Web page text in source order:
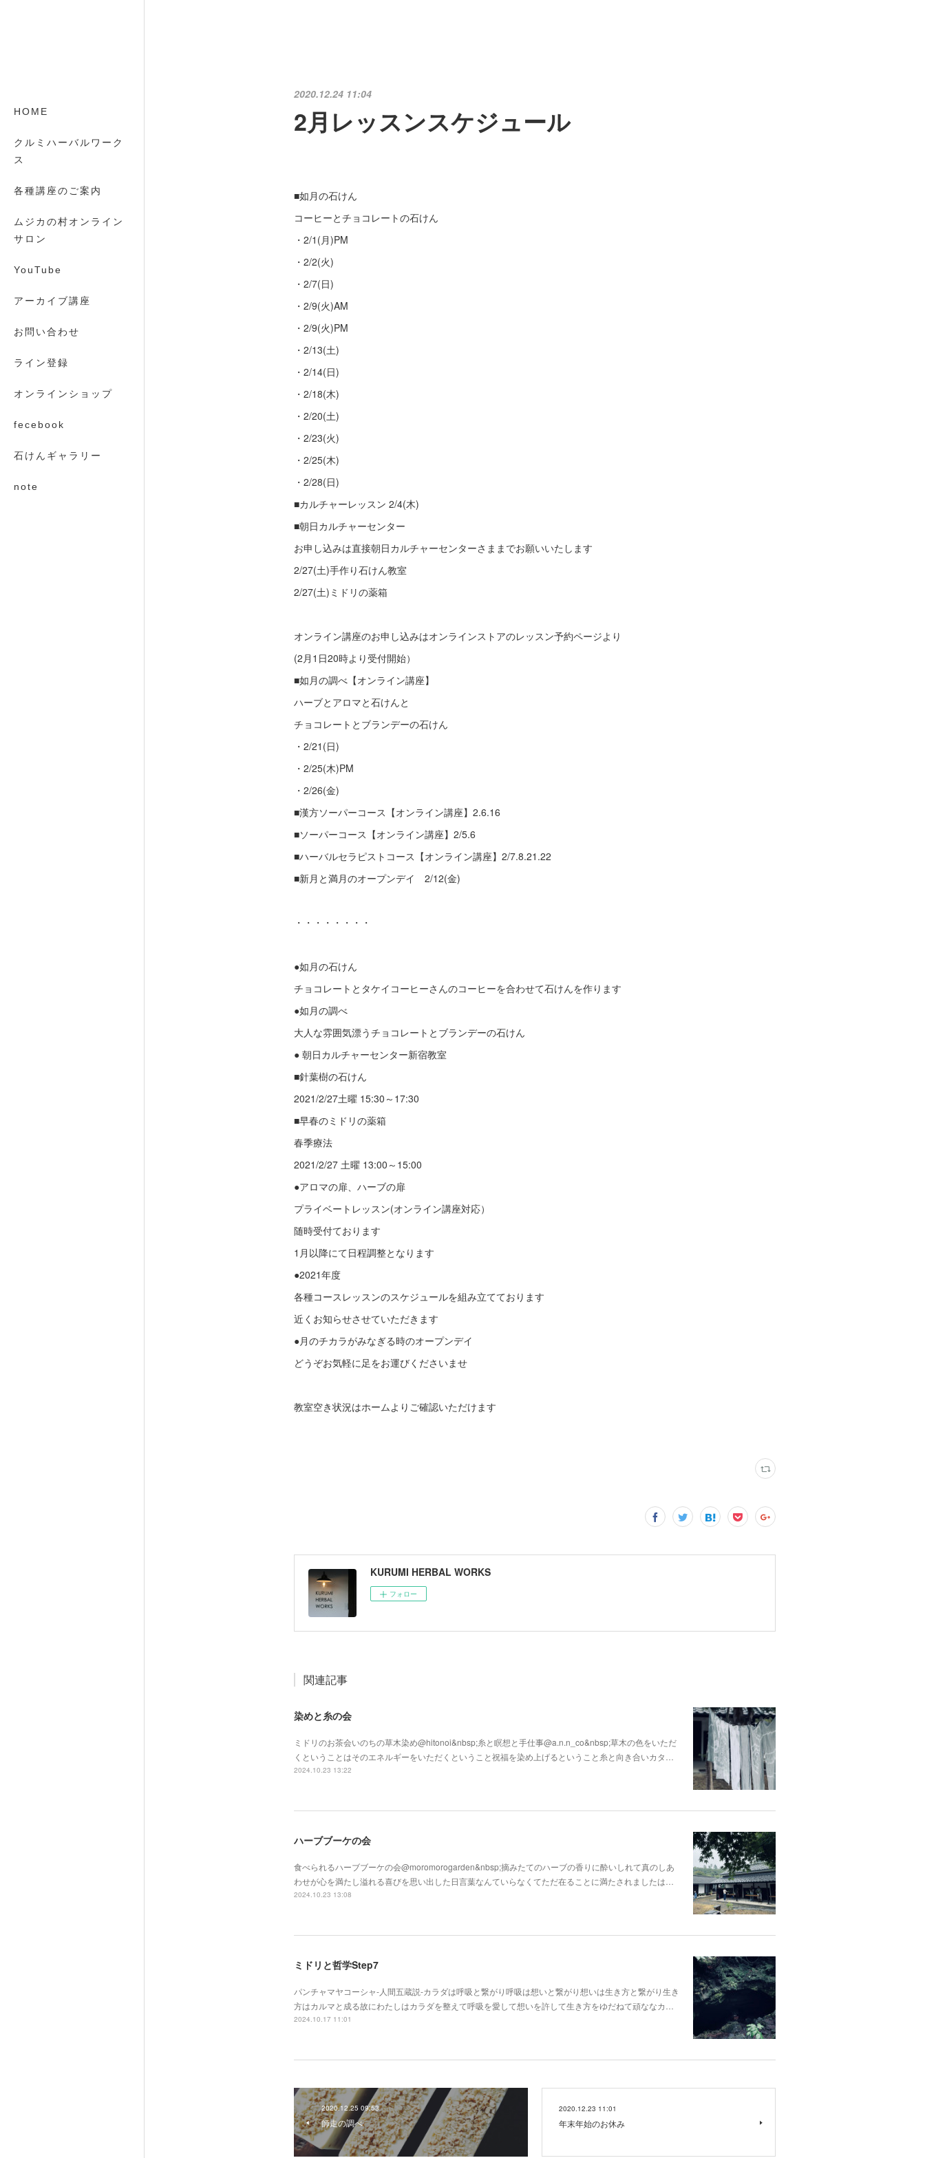
HOME
クルミハーバルワーク
ス
各種講座のご案内
ムジカの村オンライン
サロン
YouTube
アーカイブ講座
お問い合わせ
ライン登録
オンラインショップ
fecebook
石けんギャラリー
note
2020.12.24 11:04
2月レッスンスケジュール
■如月の石けん
コーヒーとチョコレートの石けん
・2/1(月)PM
・2/2(火)
・2/7(日)
・2/9(火)AM
・2/9(火)PM
・2/13(土)
・2/14(日)
・2/18(木)
・2/20(土)
・2/23(火)
・2/25(木)
・2/28(日)
■カルチャーレッスン 2/4(木)
■朝日カルチャーセンター
お申し込みは直接朝日カルチャーセンターさままでお願いいたします
2/27(土)手作り石けん教室
2/27(土)ミドリの薬箱
オンライン講座のお申し込みはオンラインストアのレッスン予約ページより
(2月1日20時より受付開始）
■如月の調べ【オンライン講座】
ハーブとアロマと石けんと
チョコレートとブランデーの石けん
・2/21(日)
・2/25(木)PM
・2/26(金)
■漢方ソーパーコース【オンライン講座】2.6.16
■ソーパーコース【オンライン講座】2/5.6
■ハーバルセラピストコース【オンライン講座】2/7.8.21.22
■新月と満月のオープンデイ 2/12(金)
・・・・・・・・
●如月の石けん
チョコレートとタケイコーヒーさんのコーヒーを合わせて石けんを作ります
●如月の調べ
大人な雰囲気漂うチョコレートとブランデーの石けん
● 朝日カルチャーセンター新宿教室
■針葉樹の石けん
2021/2/27土曜 15:30～17:30
■早春のミドリの薬箱
春季療法
2021/2/27 土曜 13:00～15:00
●アロマの扉、ハーブの扉
プライベートレッスン(オンライン講座対応）
随時受付ております
1月以降にて日程調整となります
●2021年度
各種コースレッスンのスケジュールを組み立てております
近くお知らせさせていただきます
●月のチカラがみなぎる時のオープンデイ
どうぞお気軽に足をお運びくださいませ
教室空き状況はホームよりご確認いただけます
KURUMI HERBAL WORKS
フォロー
関連記事
染めと糸の会
ミドリのお茶会いのちの草木染め@hitonoi&nbsp;糸と瞑想と手仕事@a.n.n_co&nbsp;草木の色をいただ
くということはそのエネルギーをいただくということ祝福を染め上げるということ糸と向き合いカタ…
2024.10.23 13:22
ハーブブーケの会
食べられるハーブブーケの会@moromorogarden&nbsp;摘みたてのハーブの香りに酔いしれて真のしあ
わせが心を満たし溢れる喜びを思い出した日言葉なんていらなくてただ在ることに満たされましたは…
2024.10.23 13:08
ミドリと哲学Step7
パンチャマヤコーシャ-人間五蔵説-カラダは呼吸と繋がり呼吸は想いと繋がり想いは生き方と繋がり生き
方はカルマと成る故にわたしはカラダを整えて呼吸を愛して想いを許して生き方をゆだねて頑ななカ…
2024.10.17 11:01
2020.12.25 09:53
師走の調べ
2020.12.23 11:01
年末年始のお休み